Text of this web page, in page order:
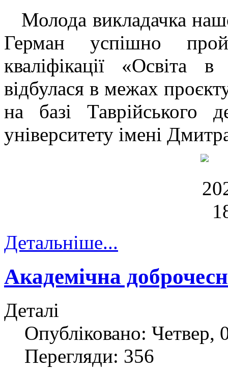
Молода викладачка
Герман успішно
кваліфікації «Освіта
відбулася в межах
на базі Таврійського
університету імені
Детальніше...
Академічна
Деталі
Опубліковано: Четвер,
Перегляди: 356